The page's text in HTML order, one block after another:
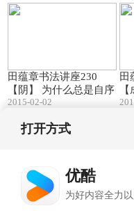
田蕴章书法讲座230
【阴】 为什么总是自序
2015-02-02
田
(
打开方式
优酷
为好内容全力以